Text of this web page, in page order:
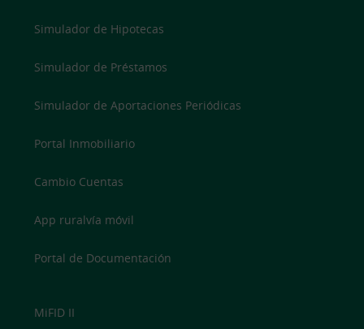
Simulador de Hipotecas
Simulador de Préstamos
Simulador de Aportaciones Periódicas
Portal Inmobiliario
Cambio Cuentas
App ruralvía móvil
Portal de Documentación
MiFID II